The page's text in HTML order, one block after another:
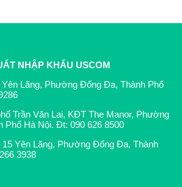
NHẬP KHẨU USCOM
Yên Lãng, Phường Đống Đa, Thành Phố
Trần Văn Lai, KĐT The Manor, Phường
Phố Hà Nội. Đt: 090 626 8500
15 Yên Lãng, Phường Đống Đa, Thành
3938